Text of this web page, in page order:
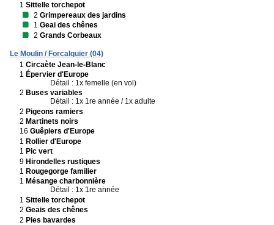
1 Sittelle torchepot
2 Grimpereaux des jardins
1 Geai des chênes
2 Grands Corbeaux
Le Moulin / Forcalquier (04)
1 Circaète Jean-le-Blanc
1 Épervier d'Europe
Détail : 1x femelle (en vol)
2 Buses variables
Détail : 1x 1re année / 1x adulte
2 Pigeons ramiers
2 Martinets noirs
16 Guêpiers d'Europe
1 Rollier d'Europe
1 Pic vert
9 Hirondelles rustiques
1 Rougegorge familier
1 Mésange charbonnière
Détail : 1x 1re année
1 Sittelle torchepot
2 Geais des chênes
2 Pies bavardes